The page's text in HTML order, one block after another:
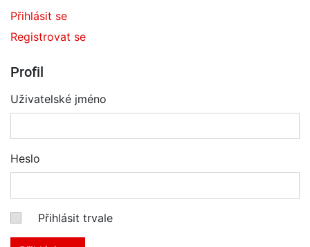
Přihlásit se
Registrovat se
Profil
Uživatelské jméno
Heslo
Přihlásit trvale